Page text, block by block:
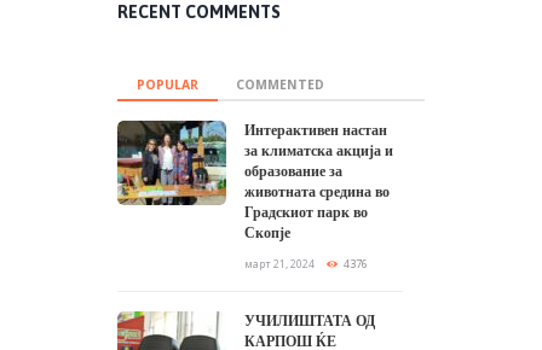
RECENT COMMENTS
POPULAR COMMENTED
Интерактивен настан
за климатска акција и
образование за
животната средина во
Градскиот парк во
Скопје
март 21, 2024 4376
УЧИЛИШТАТА ОД
КАРПОШ ЌЕ